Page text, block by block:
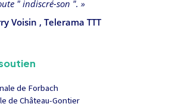
" indiscré-son ". »
Voisin , Telerama TTT
de Forbach
de Château-Gontier